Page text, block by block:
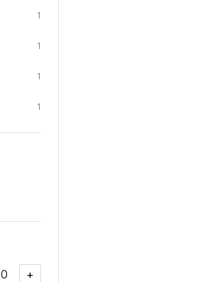
1
1
1
1
0 +